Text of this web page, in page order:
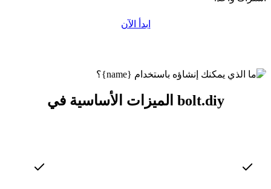
ابدأ الآن
الميزات الأساسية في bolt.diy